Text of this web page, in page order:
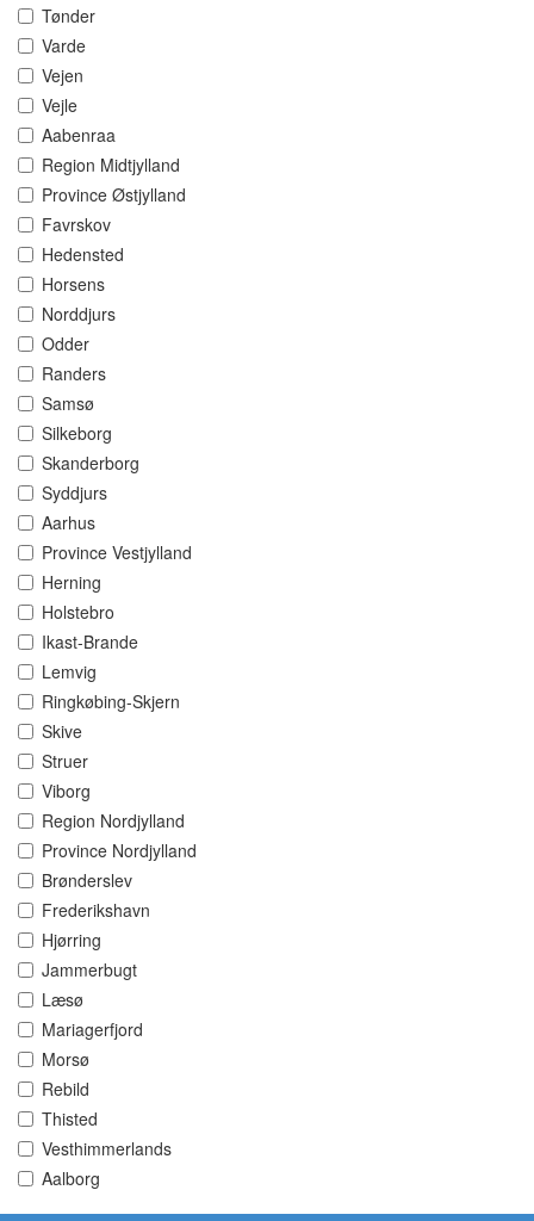
Tønder
Varde
Vejen
Vejle
Aabenraa
Region Midtjylland
Province Østjylland
Favrskov
Hedensted
Horsens
Norddjurs
Odder
Randers
Samsø
Silkeborg
Skanderborg
Syddjurs
Aarhus
Province Vestjylland
Herning
Holstebro
Ikast-Brande
Lemvig
Ringkøbing-Skjern
Skive
Struer
Viborg
Region Nordjylland
Province Nordjylland
Brønderslev
Frederikshavn
Hjørring
Jammerbugt
Læsø
Mariagerfjord
Morsø
Rebild
Thisted
Vesthimmerlands
Aalborg